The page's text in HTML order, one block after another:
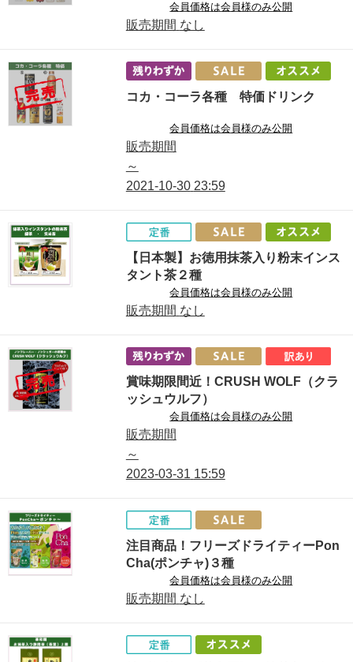
会員価格は会員様のみ公開
販売期間 なし
コカ・コーラ各種 特価ドリンク
会員価格は会員様のみ公開
販売期間
～
2021-10-30 23:59
【日本製】お徳用抹茶入り粉末インス
タント茶２種
会員価格は会員様のみ公開
販売期間 なし
賞味期限間近！CRUSH WOLF（クラ
ッシュウルフ）
会員価格は会員様のみ公開
販売期間
～
2023-03-31 15:59
注目商品！フリーズドライティーPon
Cha(ポンチャ)３種
会員価格は会員様のみ公開
販売期間 なし